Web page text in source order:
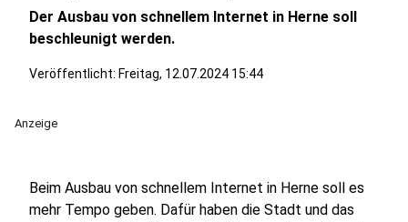
Der Ausbau von schnellem Internet in Herne soll
beschleunigt werden.
Veröffentlicht: Freitag, 12.07.2024 15:44
Anzeige
Beim Ausbau von schnellem Internet in Herne soll es
mehr Tempo geben. Dafür haben die Stadt und das